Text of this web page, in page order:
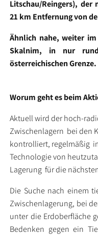
Litschau/Reingers), der
21 km Entfernung von
Ähnlich nahe, weiter
Skalnim, in nur
österreichischen Grenze.
Worum geht es beim
Aktuell wird der hoch-
Zwischenlagern bei den
kontrolliert, regelmäßig
Technologie von
Lagerung für die
Die Suche nach einem
Zwischenlagerung, bei
unter die Erdoberfläche
Bedenken gegen ein